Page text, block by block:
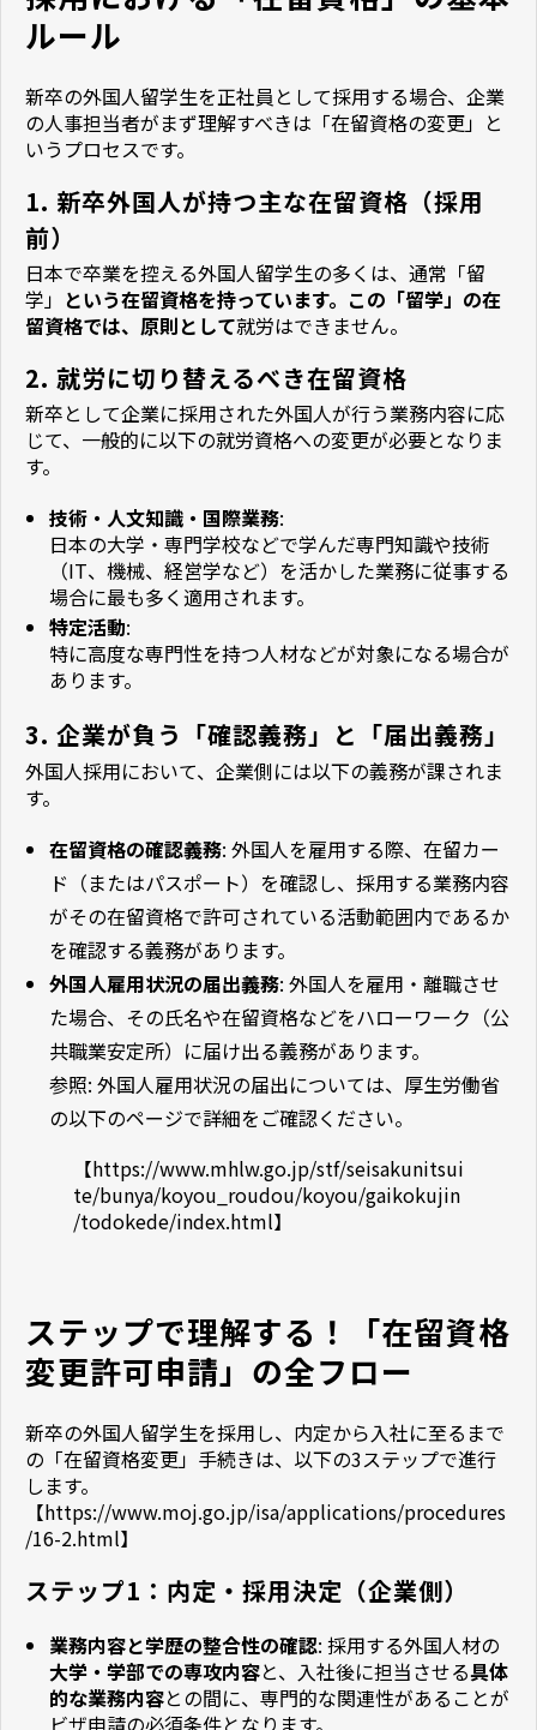
ルール
新卒の外国人留学生を正社員として採用する場合、企業
の人事担当者がまず理解すべきは「在留資格の変更」と
いうプロセスです。
1. 新卒外国人が持つ主な在留資格（採用
前）
日本で卒業を控える外国人留学生の多くは、通常「留
学」 という在留資格を持っています。この「留学」の在
留資格では、原則として就労はできません。
2. 就労に切り替えるべき在留資格
新卒として企業に採用された外国人が行う業務内容に応
じて、一般的に以下の就労資格への変更が必要となりま
す。
技術・人文知識・国際業務:
日本の大学・専門学校などで学んだ専門知識や技術
（IT、機械、経営学など）を活かした業務に従事する
場合に最も多く適用されます。
特定活動:
特に高度な専門性を持つ人材などが対象になる場合が
あります。
3. 企業が負う「確認義務」と「届出義務」
外国人採用において、企業側には以下の義務が課されま
す。
在留資格の確認義務: 外国人を雇用する際、在留カー
ド（またはパスポート）を確認し、採用する業務内容
がその在留資格で許可されている活動範囲内であるか
を確認する義務があります。
外国人雇用状況の届出義務: 外国人を雇用・離職させ
た場合、その氏名や在留資格などをハローワーク（公
共職業安定所）に届け出る義務があります。
参照: 外国人雇用状況の届出については、厚生労働省
の以下のページで詳細をご確認ください。
【https://www.mhlw.go.jp/stf/seisakunitsui
te/bunya/koyou_roudou/koyou/gaikokujin
/todokede/index.html】
ステップで理解する！「在留資格
変更許可申請」の全フロー
新卒の外国人留学生を採用し、内定から入社に至るまで
の「在留資格変更」手続きは、以下の3ステップで進行
します。
【https://www.moj.go.jp/isa/applications/procedures
/16-2.html】
ステップ1：内定・採用決定（企業側）
業務内容と学歴の整合性の確認: 採用する外国人材の
大学・学部での専攻内容と、入社後に担当させる具体
的な業務内容との間に、専門的な関連性があることが
ビザ申請の必須条件となります。